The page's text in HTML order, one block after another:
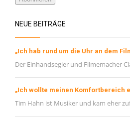
NEUE BEITRÄGE
„Ich hab rund um die Uhr an dem
Der Einhandsegler und Filmemacher
„Ich wollte meinen Komfortbereich
Tim Hahn ist Musiker und kam eher